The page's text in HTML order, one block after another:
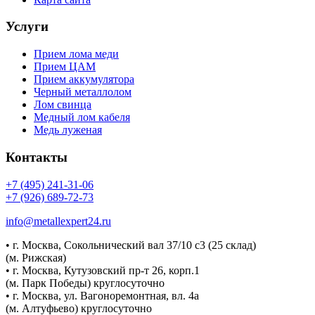
Услуги
Прием лома меди
Прием ЦАМ
Прием аккумулятора
Черный металлолом
Лом свинца
Медный лом кабеля
Медь луженая
Контакты
+7 (495) 241-31-06
+7 (926) 689-72-73
info@metallexpert24.ru
• г. Москва, Сокольнический вал 37/10 с3 (25 склад)
(м. Рижская)
• г. Москва, Кутузовский пр-т 26, корп.1
(м. Парк Победы) круглосуточно
• г. Москва, ул. Вагоноремонтная, вл. 4а
(м. Алтуфьево) круглосуточно